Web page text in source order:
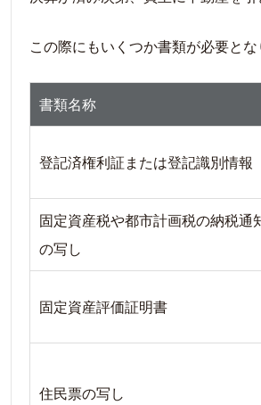
この際にもいくつか書類が必要とな
書類名称
登記済権利証または登記識別情報
固定資産税や都市計画税の納税通
の写し
固定資産評価証明書
住民票の写し